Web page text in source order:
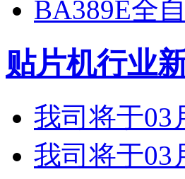
BA389E全
贴片机行业
我司将于03
我司将于03